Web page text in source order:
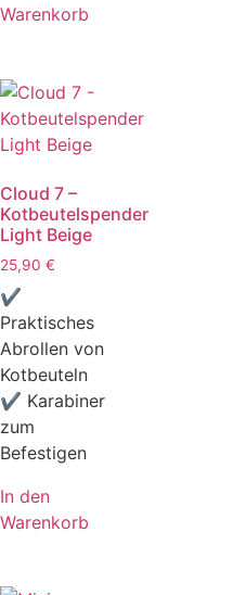
Warenkorb
Cloud 7 –
Kotbeutelspender
Light Beige
25,90 €
✔
Praktisches
Abrollen von
Kotbeuteln
✔ Karabiner
zum
Befestigen
In den
Warenkorb